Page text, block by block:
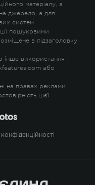
матеріалу, з
джерело, а для
систем
пошуковими
в підзаголовку
інше використання
або
на правах реклами.
цієї
конфіденційності